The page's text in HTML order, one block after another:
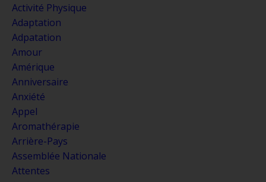
Activité Physique
Adaptation
Adpatation
Amour
Amérique
Anniversaire
Anxiété
Appel
Aromathérapie
Arrière-Pays
Assemblée Nationale
Attentes